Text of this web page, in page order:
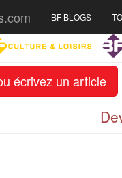
écrivez un article
BF BLOGS